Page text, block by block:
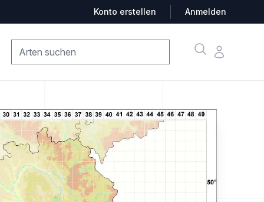
Konto erstellen Anmelden
SucheKonto